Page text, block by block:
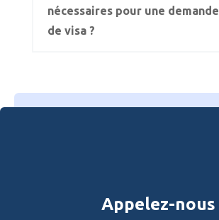
nécessaires pour une demande
de visa ?
Appelez-nous